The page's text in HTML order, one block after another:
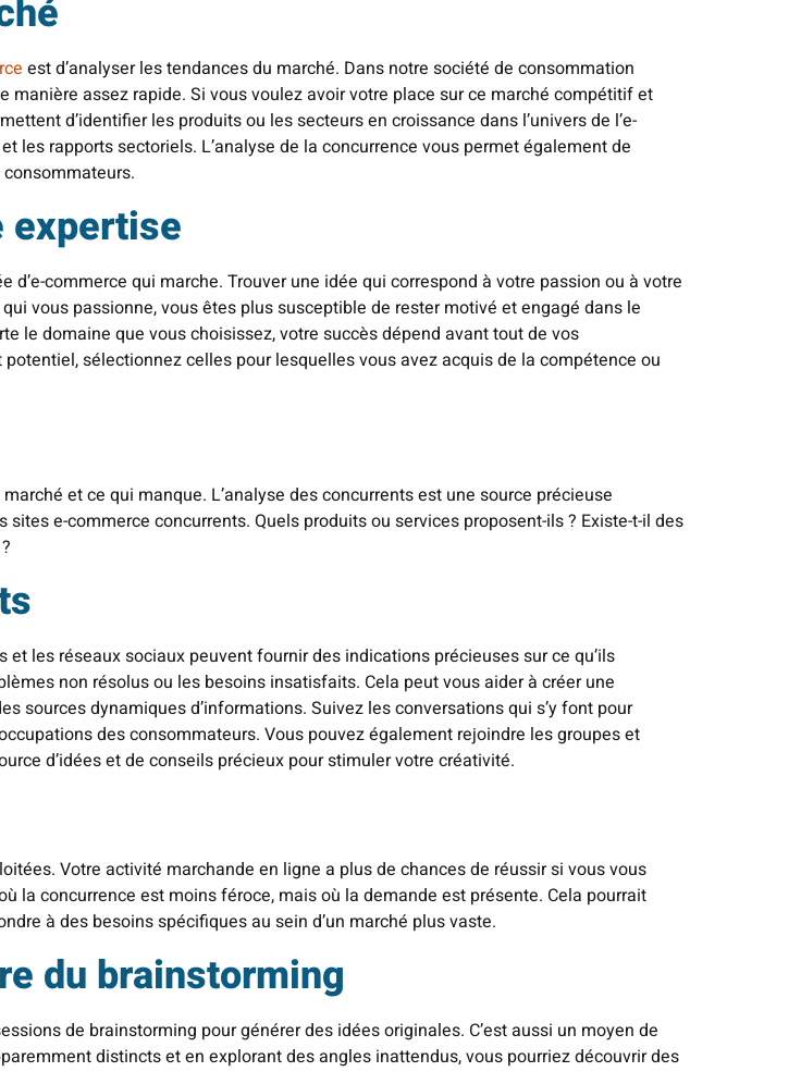
est d’analyser les tendances du marché. Dans notre société de consommation
assez rapide. Si vous voulez avoir votre place sur ce marché compétitif et
d’identifier les produits ou les secteurs en croissance dans l’univers de l’e-
les rapports sectoriels. L’analyse de la concurrence vous permet également de
expertise
commerce qui marche. Trouver une idée qui correspond à votre passion ou à votre
vous passionne, vous êtes plus susceptible de rester motivé et engagé dans le
le domaine que vous choisissez, votre succès dépend avant tout de vos
sélectionnez celles pour lesquelles vous avez acquis de la compétence ou
et ce qui manque. L’analyse des concurrents est une source précieuse
e-commerce concurrents. Quels produits ou services proposent-ils ? Existe-t-il des
les réseaux sociaux peuvent fournir des indications précieuses sur ce qu’ils
non résolus ou les besoins insatisfaits. Cela peut vous aider à créer une
sources dynamiques d’informations. Suivez les conversations qui s’y font pour
des consommateurs. Vous pouvez également rejoindre les groupes et
d’idées et de conseils précieux pour stimuler votre créativité.
Votre activité marchande en ligne a plus de chances de réussir si vous vous
la concurrence est moins féroce, mais où la demande est présente. Cela pourrait
à des besoins spécifiques au sein d’un marché plus vaste.
du brainstorming
de brainstorming pour générer des idées originales. C’est aussi un moyen de
distincts et en explorant des angles inattendus, vous pourriez découvrir des